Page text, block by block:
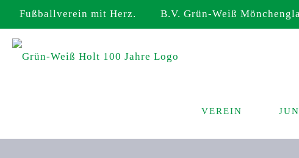
Fußballverein mit Herz. B.V. Grün-Weiß
VEREIN